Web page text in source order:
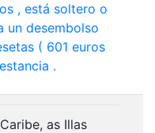
, está soltero o
un desembolso
( 601 euros
estancia .
as Illas